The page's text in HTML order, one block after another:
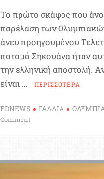
Το πρώτο σκάφος που
παρέλαση των
άνευ προηγουμένου
ποταμό Σηκουάνα ήταν
την ελληνική αποστολή.
είναι …
ΠΕΡΙΣΣΟΤΕΡΑ
EDNEWS ΓΑΛΛΙΑ
Commenton
Έναρξης: